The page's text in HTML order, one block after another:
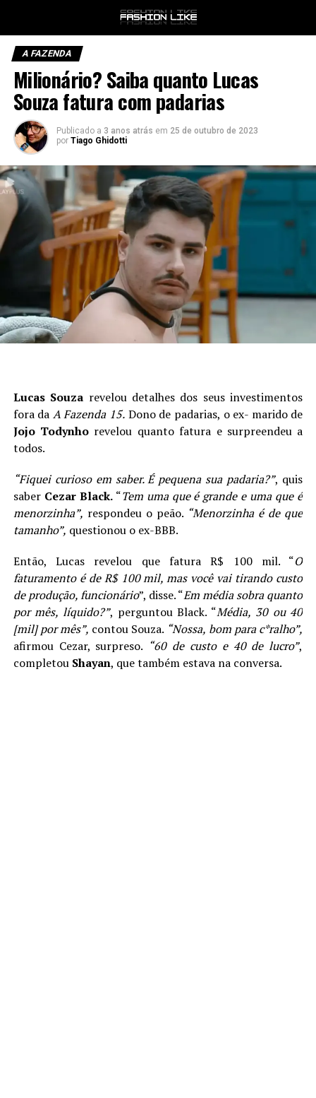
A FAZENDA
Milionário? Saiba quanto Lucas
Souza fatura com padarias
Publicado a 3 anos atrás em 25 de outubro de 2023
por Tiago Ghidotti
Lucas Souza revelou detalhes dos seus investimentos
fora da A Fazenda 15. Dono de padarias, o ex- marido de
Jojo Todynho revelou quanto fatura e surpreendeu a
todos.
“Fiquei curioso em saber. É pequena sua padaria?”, quis
saber Cezar Black.“Tem uma que é grande e uma que é
menorzinha”, respondeu o peão. “Menorzinha é de que
tamanho”, questionou o ex-BBB.
Então, Lucas revelou que fatura R$ 100 mil. “O
faturamento é de R$ 100 mil, mas você vai tirando custo
de produção, funcionário”, disse. “Em média sobra quanto
por mês, líquido?”, perguntou Black. “Média, 30 ou 40
[mil] por mês”, contou Souza. “Nossa, bom para c*ralho”,
afirmou Cezar, surpreso. “60 de custo e 40 de lucro”,
completou Shayan, que também estava na conversa.